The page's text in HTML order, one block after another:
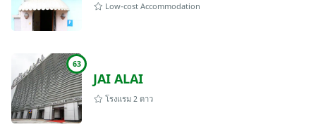
Low-cost Accommodation
63
JAI ALAI
โรงแรม 2 ดาว